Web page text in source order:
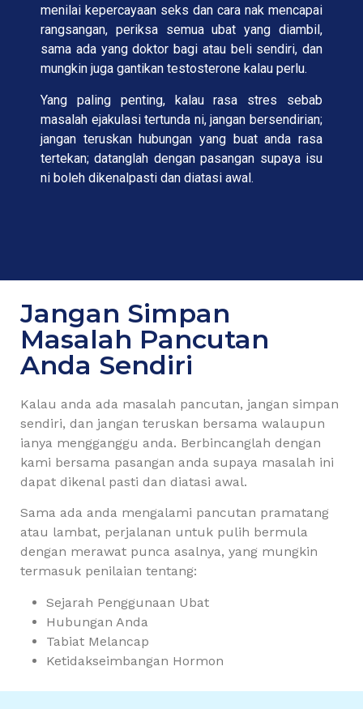
menilai kepercayaan seks dan cara nak mencapai
rangsangan, periksa semua ubat yang diambil,
sama ada yang doktor bagi atau beli sendiri, dan
mungkin juga gantikan testosterone kalau perlu.
Yang paling penting, kalau rasa stres sebab
masalah ejakulasi tertunda ni, jangan bersendirian;
jangan teruskan hubungan yang buat anda rasa
tertekan; datanglah dengan pasangan supaya isu
ni boleh dikenalpasti dan diatasi awal.
Jangan Simpan
Masalah Pancutan
Anda Sendiri
Kalau anda ada masalah pancutan, jangan simpan
sendiri, dan jangan teruskan bersama walaupun
ianya mengganggu anda. Berbincanglah dengan
kami bersama pasangan anda supaya masalah ini
dapat dikenal pasti dan diatasi awal.
Sama ada anda mengalami pancutan pramatang
atau lambat, perjalanan untuk pulih bermula
dengan merawat punca asalnya, yang mungkin
termasuk penilaian tentang:
Sejarah Penggunaan Ubat
Hubungan Anda
Tabiat Melancap
Ketidakseimbangan Hormon